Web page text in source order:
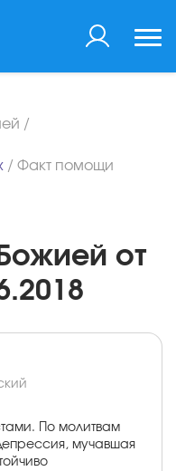
/
/ Факт помощи
от
По молитвам
мучавшая